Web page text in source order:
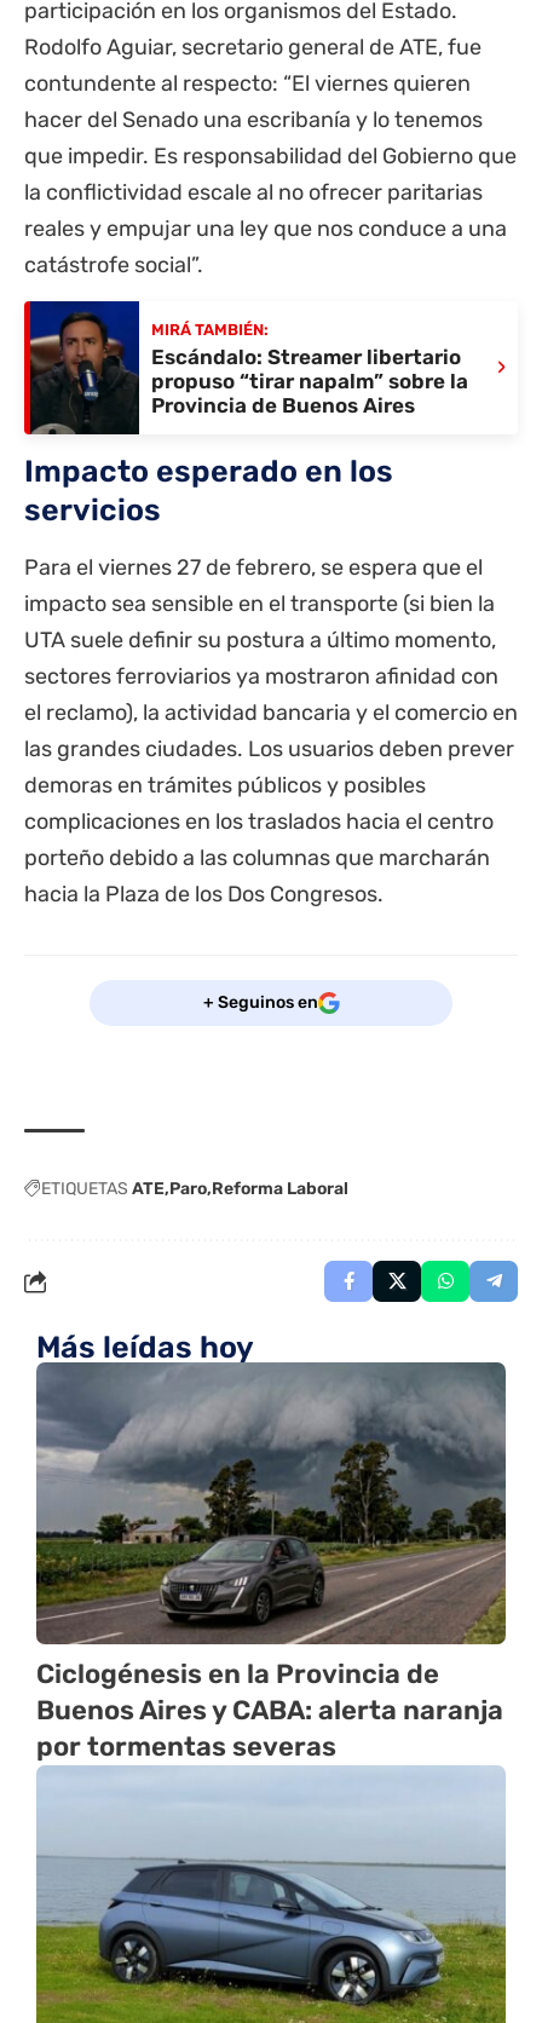
participación en los organismos del Estado.
Rodolfo Aguiar, secretario general de ATE, fue
contundente al respecto: “El viernes quieren
hacer del Senado una escribanía y lo tenemos
que impedir. Es responsabilidad del Gobierno que
la conflictividad escale al no ofrecer paritarias
reales y empujar una ley que nos conduce a una
catástrofe social”.
MIRÁ TAMBIÉN:
Escándalo: Streamer libertario
propuso “tirar napalm” sobre la
Provincia de Buenos Aires
›
Impacto esperado en los
servicios
Para el viernes 27 de febrero, se espera que el
impacto sea sensible en el transporte (si bien la
UTA suele definir su postura a último momento,
sectores ferroviarios ya mostraron afinidad con
el reclamo), la actividad bancaria y el comercio en
las grandes ciudades. Los usuarios deben prever
demoras en trámites públicos y posibles
complicaciones en los traslados hacia el centro
porteño debido a las columnas que marcharán
hacia la Plaza de los Dos Congresos.
+ Seguinos en
ETIQUETAS ATE Paro Reforma Laboral
Más leídas hoy
Ciclogénesis en la Provincia de
Buenos Aires y CABA: alerta naranja
por tormentas severas